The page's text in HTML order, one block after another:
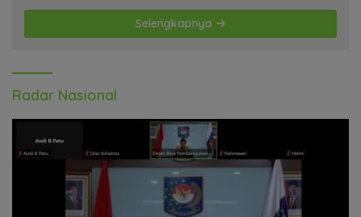
Selengkapnya
Radar Nasional